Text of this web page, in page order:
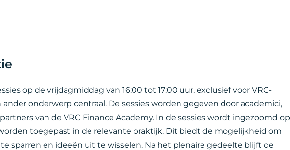
op de vrijdagmiddag van 16:00 tot 17:00 uur, exclusief voor VRC-
onderwerp centraal. De sessies worden gegeven door academici,
van de VRC Finance Academy. In de sessies wordt ingezoomd op
toegepast in de relevante praktijk. Dit biedt de mogelijkheid om
sparren en ideeën uit te wisselen. Na het plenaire gedeelte blijft de